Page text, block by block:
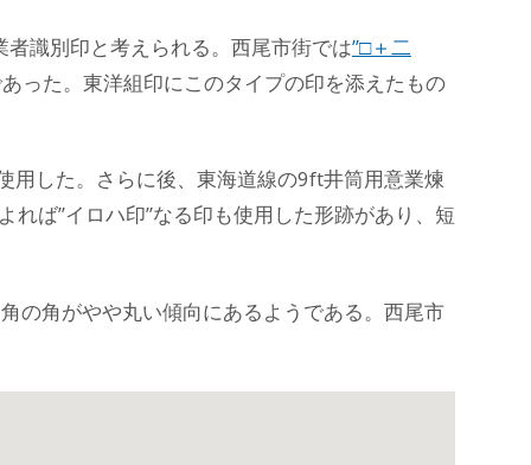
識別印と考えられる。西尾市街では”□＋二
った。東洋組印にこのタイプの印を添えたもの
用した。さらに後、東海道線の9ft井筒用意業煉
れば”イロハ印”なる印も使用した形跡があり、短
の角がやや丸い傾向にあるようである。西尾市